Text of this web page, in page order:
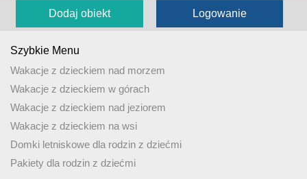
Dodaj obiekt Logowanie
Szybkie Menu
Wakacje z dzieckiem nad morzem
Wakacje z dzieckiem w górach
Wakacje z dzieckiem nad jeziorem
Wakacje z dzieckiem na wsi
Domki letniskowe dla rodzin z dziećmi
Pakiety dla rodzin z dziećmi